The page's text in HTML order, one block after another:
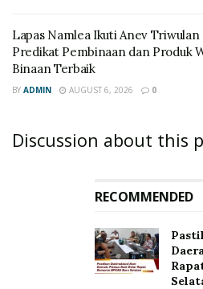
Lapas Namlea Ikuti Anev Triwulan
Predikat Pembinaan dan Produk
Binaan Terbaik
BY ADMIN AUGUST 6, 2026 0
Discussion about this
RECOMMENDED